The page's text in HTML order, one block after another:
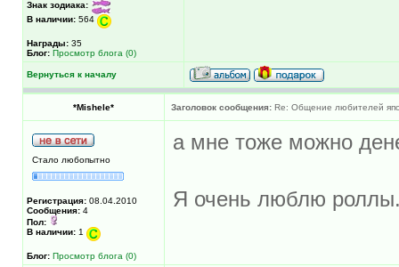
Знак зодиака:
В наличии: 564
Награды: 35
Блог: Просмотр блога (0)
Вернуться к началу
*Mishele* Заголовок сообщения: Re: Общение любителей
Стало любопытно
Регистрация: 08.04.2010
Сообщения: 4
Пол:
В наличии: 1
Блог: Просмотр блога (0)
а мне тоже можно
Я очень люблю